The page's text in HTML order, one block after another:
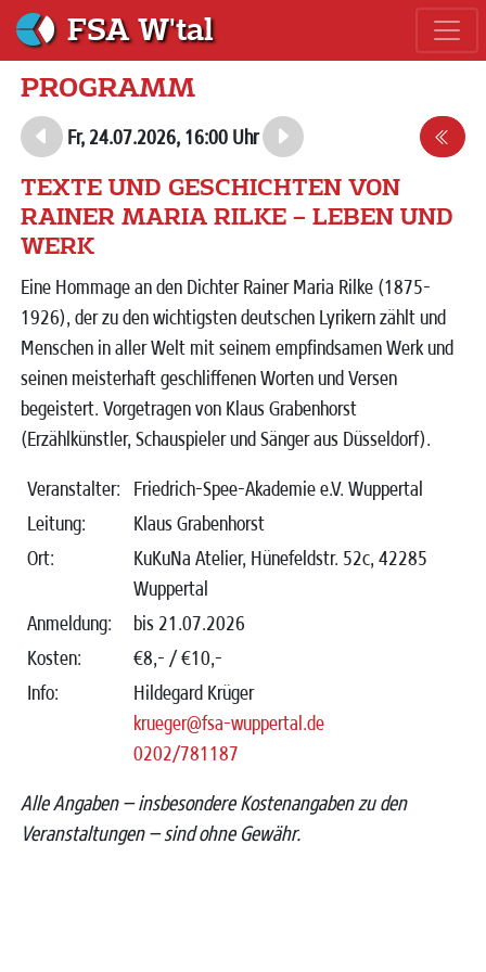
FSA W'tal
PROGRAMM
Fr, 24.07.2026, 16:00 Uhr
TEXTE UND GESCHICHTEN VON
RAINER MARIA RILKE – LEBEN UND
WERK
Eine Hommage an den Dichter Rainer Maria Rilke (1875-
1926), der zu den wichtigsten deutschen Lyrikern zählt und
Menschen in aller Welt mit seinem empfindsamen Werk und
seinen meisterhaft geschliffenen Worten und Versen
begeistert. Vorgetragen von Klaus Grabenhorst
(Erzählkünstler, Schauspieler und Sänger aus Düsseldorf).
Veranstalter: Friedrich-Spee-Akademie e.V. Wuppertal
Leitung:
Klaus Grabenhorst
Ort:
KuKuNa Atelier, Hünefeldstr. 52c, 42285
Wuppertal
Anmeldung:
bis 21.07.2026
Kosten:
€8,- /€10,-
Info:
Hildegard Krüger
krueger@fsa-wuppertal.de
0202/781187
Alle Angaben – insbesondere Kostenangaben zu den
Veranstaltungen – sind ohne Gewähr.